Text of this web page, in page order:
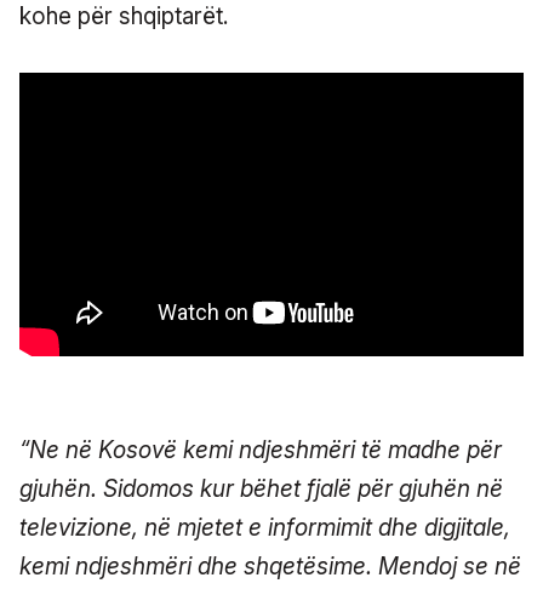
kohe për shqiptarët.
“Ne në Kosovë kemi ndjeshmëri të madhe për
gjuhën. Sidomos kur bëhet fjalë për gjuhën në
televizione, në mjetet e informimit dhe digjitale,
kemi ndjeshmëri dhe shqetësime. Mendoj se në